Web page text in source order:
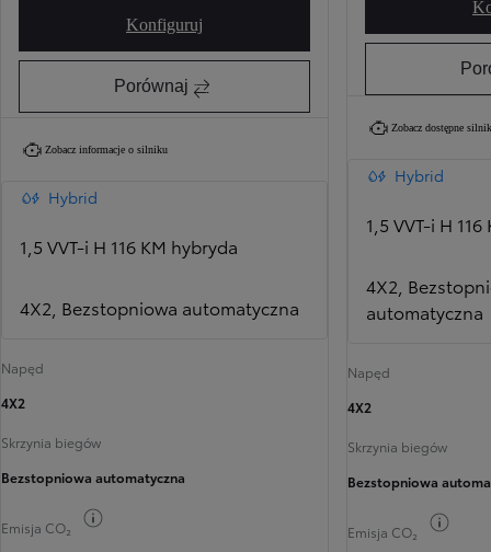
KonfigurujYaris Cross Active
Porównaj
Zobacz informacje o silniku
Hybrid
1,5 VVT-i H 116 KM hybryda
4X2, Bezstopniowa automatyczna
Napęd
4X2
Skrzynia biegów
Bezstopniowa automatyczna
Emisja CO₂
Zobacz dostępne
Hybrid
1,5 VVT-i H
4X2,
automatyczna
Napęd
4X2
Skrzynia biegów
Bezstopniowa
Emisja CO₂